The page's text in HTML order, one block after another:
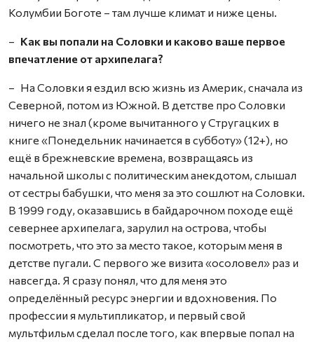
Колумбии Боготе – там лучше климат и ниже цены.
– Как вы попали на Соловки и каково ваше первое
впечатление от архипелага?
– На Соловки я ездил всю жизнь из Америк, сначала из
Северной, потом из Южной. В детстве про Соловки
ничего не знал (кроме вычитанного у Стругацких в
книге «Понедельник начинается в субботу» (12+), но
ещё в брежневские времена, возвращаясь из
начальной школы с политическим анекдотом, слышал
от сестры бабушки, что меня за это сошлют на Соловки.
В 1999 году, оказавшись в байдарочном походе ещё
севернее архипелага, зарулил на острова, чтобы
посмотреть, что это за место такое, которым меня в
детстве пугали. С первого же визита «осоловел» раз и
навсегда. Я сразу понял, что для меня это
определённый ресурс энергии и вдохновения. По
профессии я мультипликатор, и первый свой
мультфильм сделал после того, как впервые попал на